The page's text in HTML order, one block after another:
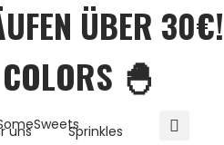
ÜBER 30€!
🐣
uns Sprinkles